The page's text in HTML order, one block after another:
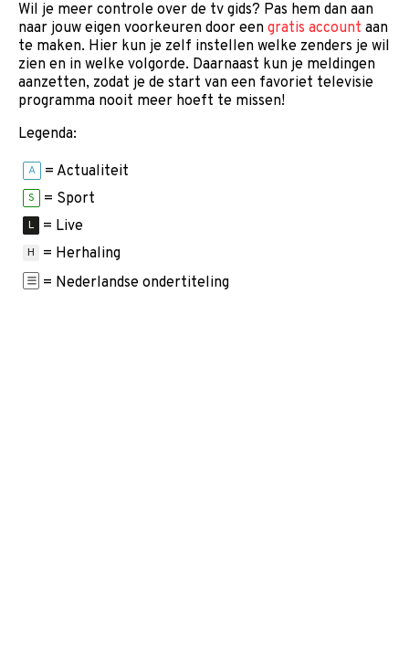
Wil je meer controle over de tv gids? Pas hem dan aan
naar jouw eigen voorkeuren door een gratis account aan
te maken. Hier kun je zelf instellen welke zenders je wil
zien en in welke volgorde. Daarnaast kun je meldingen
aanzetten, zodat je de start van een favoriet televisie
programma nooit meer hoeft te missen!
Legenda:
A = Actualiteit
S = Sport
L = Live
H
= Herhaling
= Nederlandse ondertiteling